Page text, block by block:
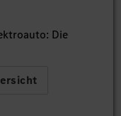
Die